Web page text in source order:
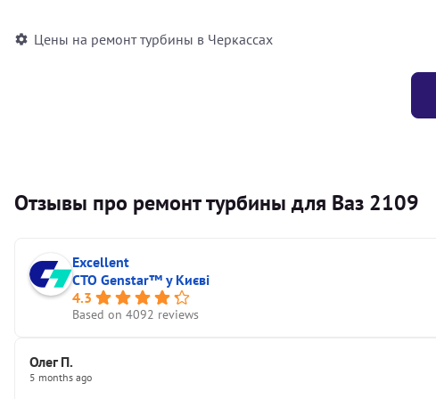
Цены на ремонт турбины в Черкассах
Отзывы про ремонт турбины для Ваз 2109
Excellent
СТО Genstar™ у Києві
4.3
Based on 4092 reviews
Олег П.
5 months ago